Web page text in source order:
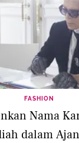
FASHION
Nama
dalam